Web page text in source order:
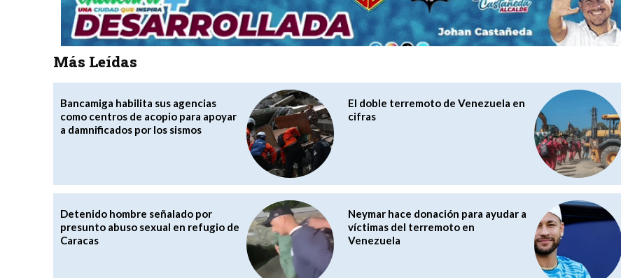
Más Leídas
Bancamiga habilita sus agencias
como centros de acopio para apoyar
a damnificados por los sismos
El doble terremoto de Venezuela en
cifras
Detenido hombre señalado por
presunto abuso sexual en refugio de
Caracas
Neymar hace donación para ayudar a
víctimas del terremoto en
Venezuela